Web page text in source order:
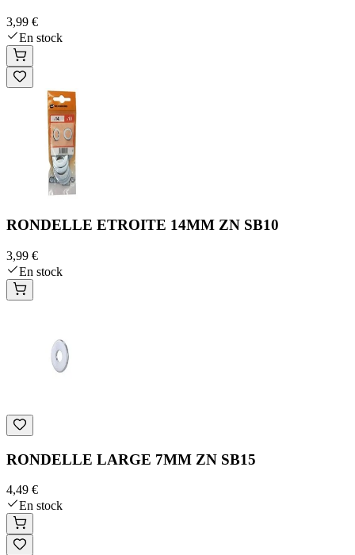
3,99 €
En stock
RONDELLE ETROITE 14MM ZN SB10
3,99 €
En stock
RONDELLE LARGE 7MM ZN SB15
4,49 €
En stock